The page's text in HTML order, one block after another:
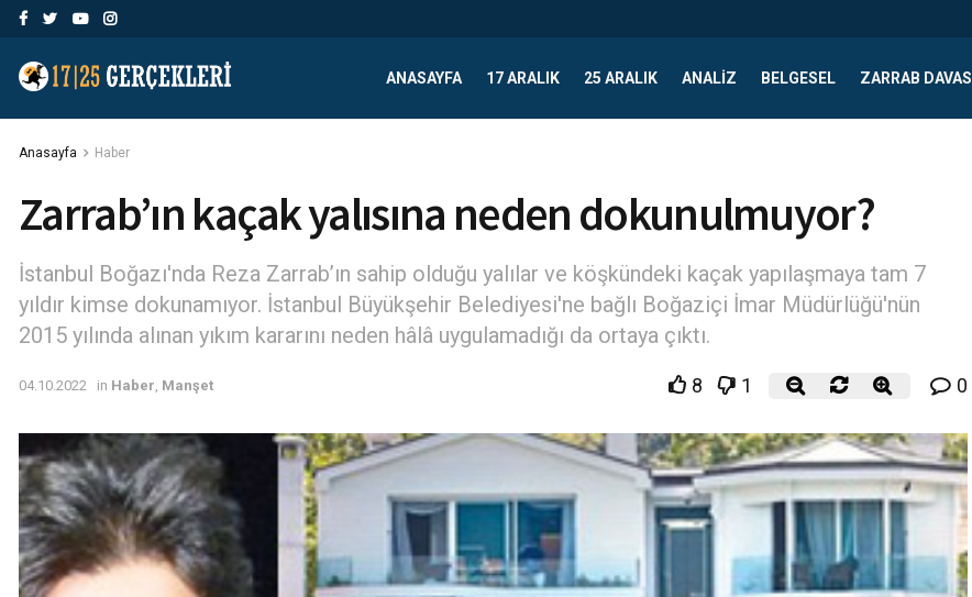
ANASAYFA 17 ARALIK 25 ARALIK ANALIZ BELGESEL ZARRAB DAVASI
Anasayfa Haber
Zarrab’ın kaçak yalısına neden dokunulmuyor?
İstanbul Boğazı'nda Reza Zarrab’ın sahip olduğu yalılar ve köşkündeki kaçak yapılaşmaya tam 7
yıldır kimse dokunamıyor. İstanbul Büyükşehir Belediyesi'ne bağlı Boğaziçi İmar Müdürlüğü'nün
2015 yılında alınan yıkım kararını neden hâlâ uygulamadığı da ortaya çıktı.
04.10.2022 in Haber, Manşet 8 1 0